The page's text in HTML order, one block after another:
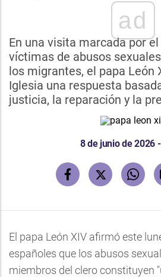
ad
En una visita marcada por
víctimas de abusos
los migrantes, el papa León
Iglesia una respuesta
justicia, la reparación y la
8 de junio de 2026
El papa León XIV afirmó este
españoles que los abusos
miembros del clero constituyen